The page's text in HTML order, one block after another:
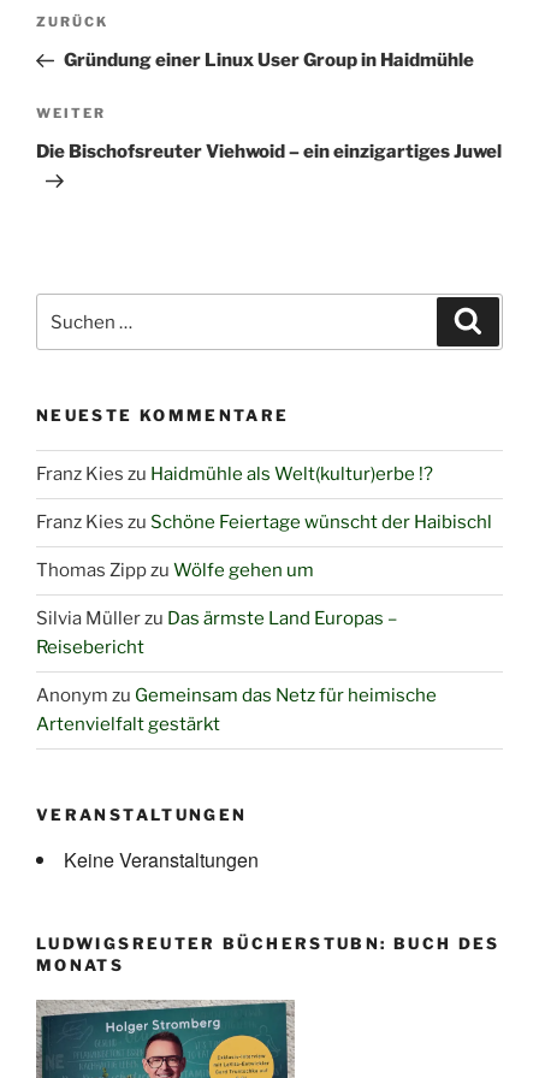
Beitragsnavigation
Vorheriger
Beitrag
ZURÜCK
Gründung einer Linux User Group in Haidmühle
Nächster
Beitrag
WEITER
Die Bischofsreuter Viehwoid – ein einzigartiges Juwel
nach:
NEUESTE KOMMENTARE
Franz Kies zu Haidmühle als Welt(kultur)erbe !?
Franz Kies zu Schöne Feiertage wünscht der Haibischl
Thomas Zippzu Wölfe gehen um
Silvia Müllerzu Das ärmste Land Europas –
Reisebericht
Anonym zu Gemeinsam das Netz für heimische
Artenvielfalt gestärkt
VERANSTALTUNGEN
Keine Veranstaltungen
LUDWIGSREUTER BÜCHERSTUBN: BUCH DES
MONATS